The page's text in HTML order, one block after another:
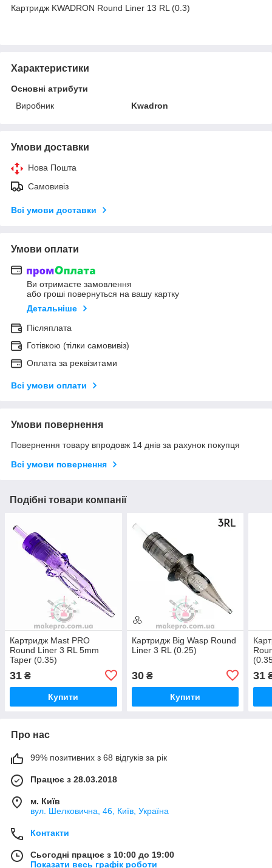
Картридж KWADRON Round Liner 13 RL (0.3)
Характеристики
Основні атрибути
Виробник
Kwadron
Умови доставки
Нова Пошта
Самовивіз
Всі умови доставки
Умови оплати
Ви отримаєте замовлення
або гроші повернуться на вашу картку
Детальніше
Післяплата
Готівкою (тілки самовивіз)
Оплата за реквізитами
Всі умови оплати
Умови повернення
Повернення товару впродовж 14 днів за рахунок покупця
Всі умови повернення
Подібні товари компанії
Картридж Mast PRO
Round Liner 3 RL 5mm
Taper (0.35)
31 ₴
Купити
Картридж Big Wasp Round
Liner 3 RL (0.25)
30₴
Купити
31
Про нас
99% позитивних з 68 відгуків за рік
Працює з 28.03.2018
м. Київ
вул. Шелковична, 46, Київ, Україна
Контакти
Сьогодні працює з 10:00 до 19:00
Показати весь графік роботи